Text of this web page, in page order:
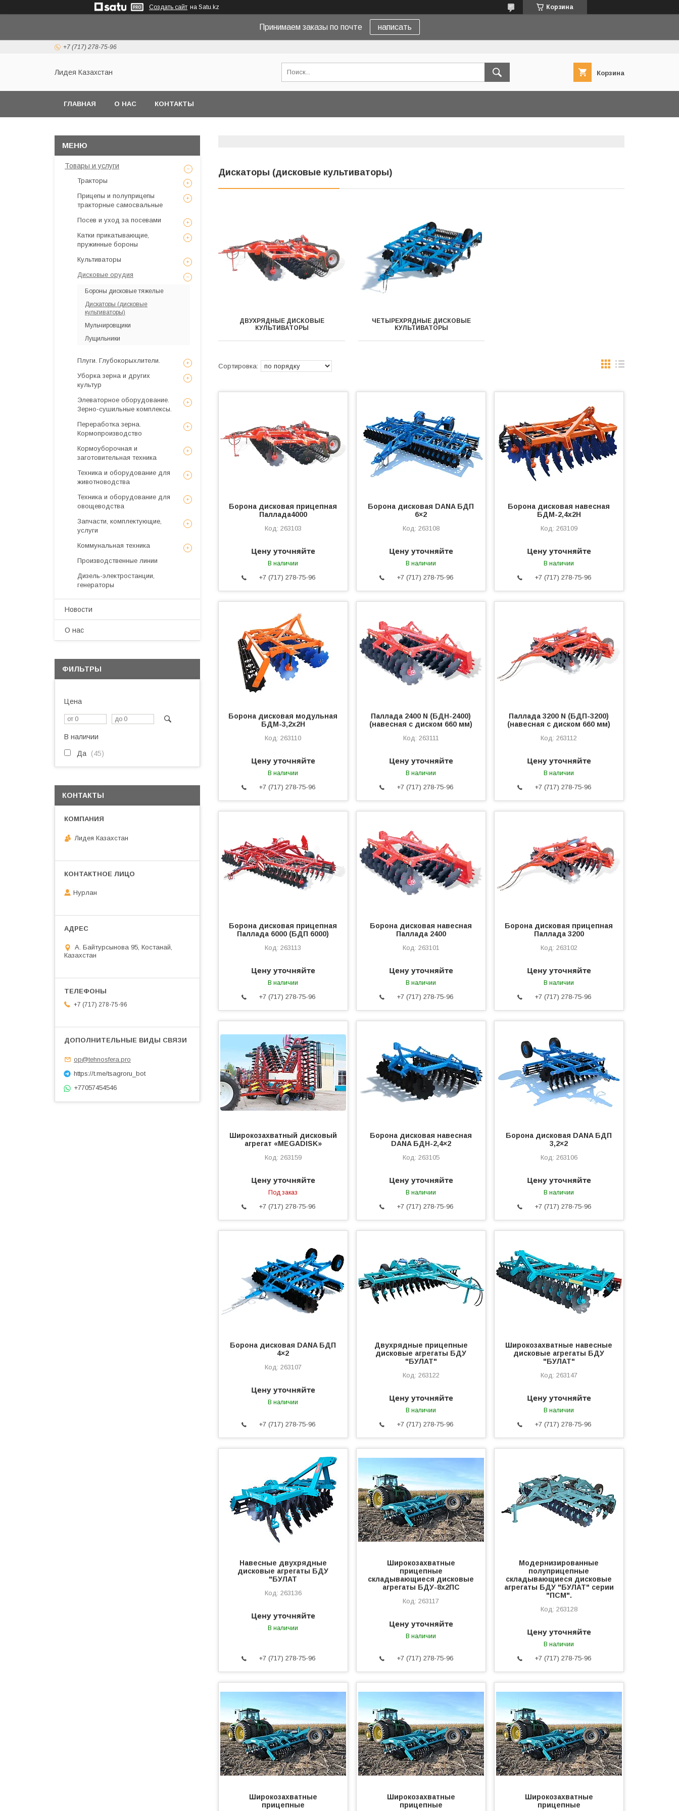
Создать сайт на Satu.kz Корзина
Принимаем заказы по почте написать
+7 (717) 278-75-96
Лидея Казахстан Корзина
ГЛАВНАЯ О НАС КОНТАКТЫ
Дискаторы (дисковые культиваторы)
ДВУХРЯДНЫЕ ДИСКОВЫЕ
КУЛЬТИВАТОРЫ
ЧЕТЫРЕХРЯДНЫЕ ДИСКОВЫЕ
КУЛЬТИВАТОРЫ
Борона дисковая прицепная
Паллада4000
263103
Цену уточняйте
В наличии
+7 (717) 278-75-96
Борона дисковая DANA БДП
6×2
263108
Цену уточняйте
В наличии
+7 (717) 278-75-96
Борона дисковая навесная
БДМ-2,4х2H
263109
Цену уточняйте
В наличии
+7 (717) 278-75-96
Борона дисковая модульная
БДМ-3,2х2Н
263110
Цену уточняйте
В наличии
+7 (717) 278-75-96
Паллада 2400 N (БДН-2400)
(навесная с диском 660 мм)
263111
Цену уточняйте
В наличии
+7 (717) 278-75-96
Паллада 3200 N (БДП-3200)
(навесная с диском 660 мм)
263112
Цену уточняйте
В наличии
+7 (717) 278-75-96
Борона дисковая прицепная
Паллада 6000 (БДП 6000)
263113
Цену уточняйте
В наличии
+7 (717) 278-75-96
Борона дисковая навесная
Паллада 2400
263101
Цену уточняйте
В наличии
+7 (717) 278-75-96
Борона дисковая прицепная
Паллада 3200
263102
Цену уточняйте
В наличии
+7 (717) 278-75-96
Широкозахватный дисковый
агрегат «MEGADISK»
263159
Цену уточняйте
Под заказ
+7 (717) 278-75-96
Борона дисковая навесная
DANA БДН-2,4×2
263105
Цену уточняйте
В наличии
+7 (717) 278-75-96
Борона дисковая DANA БДП
3,2×2
263106
Цену уточняйте
В наличии
+7 (717) 278-75-96
Борона дисковая DANA БДП
4×2
263107
Цену уточняйте
В наличии
+7 (717) 278-75-96
Двухрядные прицепные
дисковые агрегаты БДУ
"БУЛАТ"
263122
Цену уточняйте
В наличии
+7 (717) 278-75-96
Широкозахватные навесные
дисковые агрегаты БДУ
"БУЛАТ"
263147
Цену уточняйте
В наличии
+7 (717) 278-75-96
Навесные двухрядные
дисковые агрегаты БДУ
"БУЛАТ
263136
Цену уточняйте
В наличии
+7 (717) 278-75-96
Широкозахватные
прицепные
складывающиеся дисковые
агрегаты БДУ-8х2ПС
263117
Цену уточняйте
В наличии
+7 (717) 278-75-96
Модернизированные
полуприцепные
складывающиеся дисковые
агрегаты БДУ "БУЛАТ" серии
"ПСМ".
263128
Цену уточняйте
В наличии
+7 (717) 278-75-96
Широкозахватные
прицепные
Широкозахватные
прицепные
Широкозахватные
прицепные
Товары и услуги
Тракторы
Прицепы и полуприцепы
тракторные самосвальные
Посев и уход за посевами
Катки прикатывающие,
пружинные бороны
Культиваторы
Дисковые орудия
Бороны дисковые тяжелые
Дискаторы (дисковые
культиваторы)
Мульчировщики
Лущильники
Плуги. Глубокорыхлители.
Уборка зерна и других
культур
Элеваторное оборудование.
Зерно-сушильные комплексы.
Переработка зерна.
Кормопроизводство
Кормоуборочная и
заготовительная техника
Техника и оборудование для
животноводства
Техника и оборудование для
овощеводства
Запчасти, комплектующие,
услуги
Коммунальная техника
Производственные линии
Дизель-электростанции,
генераторы
Новости
О нас
ФИЛЬТРЫ
Цена
В наличии
Да 45
КОНТАКТЫ
Лидея Казахстан
Нурлан
А. Байтурсынова 95, Костанай,
Казахстан
+7 (717) 278-75-96
op@tehnosfera.pro
https://t.me/tsagroru_bot
+77057454546